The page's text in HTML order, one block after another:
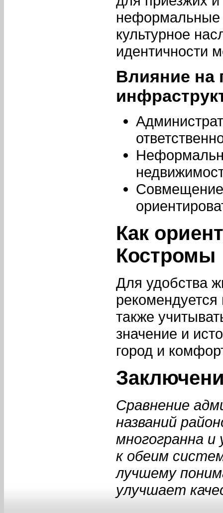
неформальные
культурное
идентичности
Влияние на
Совмещение
Как
Костромы
Для удобства
также
значение и
город и
Сравнение
названий
многогранна и
к обеим
лучшему
улучшает